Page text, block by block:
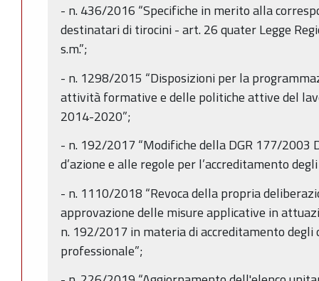
- n. 436/2016 “Specifiche in merito alla
destinatari di tirocini - art. 26 quater Legge
s.m.”;
- n. 1298/2015 “Disposizioni per la
attività formative e delle politiche attive del
2014-2020”;
- n. 192/2017 “Modifiche della DGR 177/
d’azione e alle regole per l’accreditamento
- n. 1110/2018 “Revoca della propria
approvazione delle misure applicative in
n. 192/2017 in materia di accreditamento
professionale”;